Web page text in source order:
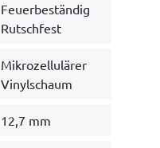
Feuerbeständig
Rutschfest
Mikrozellulärer
Vinylschaum
12,7 mm